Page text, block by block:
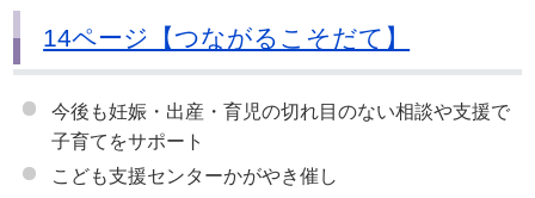
14ページ【つながるこそだて】
今後も妊娠・出産・育児の切れ目のない相談や支援で
子育てをサポート
こども支援センターかがやき催し